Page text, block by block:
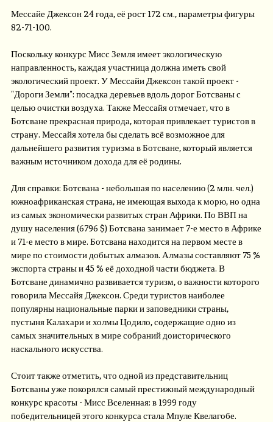
Мессайе Джексон 24 года, её рост 172 см., параметры фигуры
82-71-100.
Поскольку конкурс Мисс Земля имеет экологическую
направленность, каждая участница должна иметь свой
экологический проект. У Мессайи Джексон такой проект -
"Дороги Земли": посадка деревьев вдоль дорог Ботсваны с
целью очистки воздуха. Также Мессайя отмечает, что в
Ботсване прекрасная природа, которая привлекает туристов в
страну. Мессайя хотела бы сделать всё возможное для
дальнейшего развития туризма в Ботсване, который является
важным источником дохода для её родины.
Для справки: Ботсвана - небольшая по населению (2 млн. чел.)
южноафриканская страна, не имеющая выхода к морю, но одна
из самых экономически развитых стран Африки. По ВВП на
душу населения (6796 $) Ботсвана занимает 7-е место в Африке
и 71-е место в мире. Ботсвана находится на первом месте в
мире по стоимости добытых алмазов. Алмазы составляют 75 %
экспорта страны и 45 % её доходной части бюджета. В
Ботсване динамично развивается туризм, о важности которого
говорила Мессайя Джексон. Среди туристов наиболее
популярны национальные парки и заповедники страны,
пустыня Калахари и холмы Цодило, содержащие одно из
самых значительных в мире собраний доисторического
наскального искусства.
Стоит также отметить, что одной из представительниц
Ботсваны уже покорялся самый престижный международный
конкурс красоты - Мисс Вселенная: в 1999 году
победительницей этого конкурса стала Мпуле Квелагобе.